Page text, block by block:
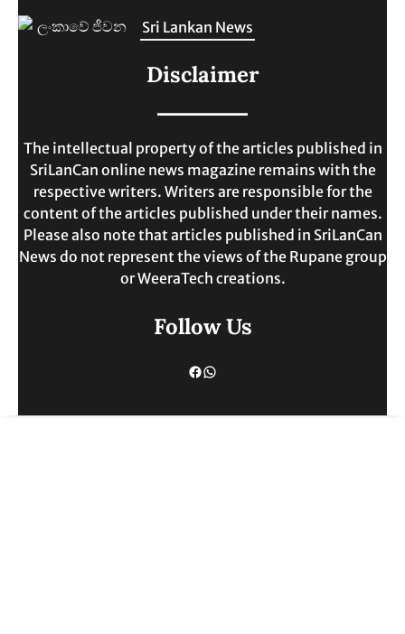
ඉහළට.
MAY 30, 2025
Sri Lankan News
මහින්දානන්දට 20යි. නලින්ට 25යි.
දෙන්නම හිරේට.
MAY 30, 2025
Disclaimer
The intellectual property of the articles published in
SriLanCan online news magazine remains with the
respective writers. Writers are responsible for the
content of the articles published under their names.
Please also note that articles published in SriLanCan
News do not represent the views of the Rupane group
or WeeraTech creations.
Follow Us
Facebook
WhatsApp